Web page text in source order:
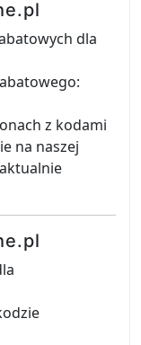
dla
z kodami
na naszej